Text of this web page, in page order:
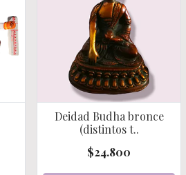
Deidad Budha bronce
(distintos t..
$24.800